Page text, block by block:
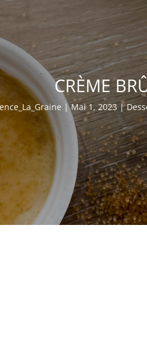
CRÈME
|Mai 1, 2023|